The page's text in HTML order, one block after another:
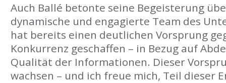
Auch Ballé betonte seine Begeisterung
dynamische und engagierte Team des
hat bereits einen deutlichen Vorsprung
Konkurrenz geschaffen – in Bezug auf
Qualität der Informationen. Dieser
wachsen – und ich freue mich, Teil dieser